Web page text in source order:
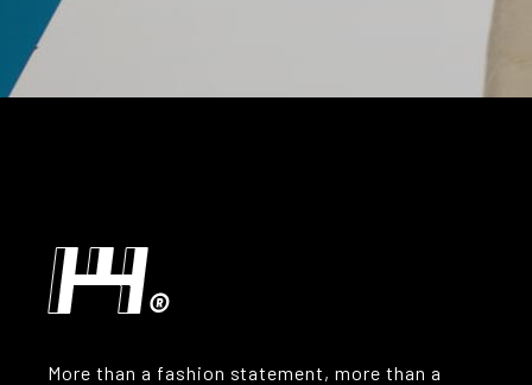
More than a fashion statement, more than a